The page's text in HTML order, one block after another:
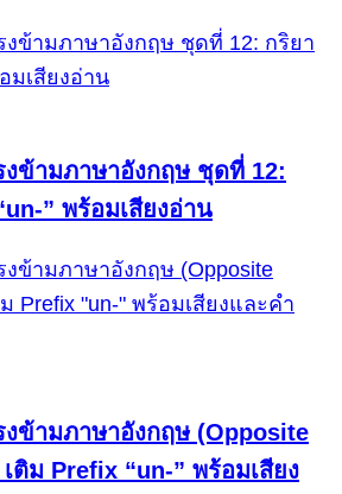
ข้ามภาษาอังกฤษ ชุดที่ 12:
” พร้อมเสียงอ่าน
ข้ามภาษาอังกฤษ (Opposite
ติม Prefix “un-” พร้อมเสียง